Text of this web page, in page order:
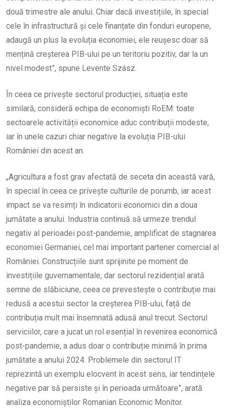
două trimestre ale anului. Chiar dacă investițiile, în special
cele în infrastructură și cele finanțate din fonduri europene,
adaugă un plus la evoluția economiei, ele reușesc doar să
mențină creșterea PIB-ului pe un teritoriu pozitiv, dar la un
nivel modest”, spune Levente Szász.
În ceea ce privește sectorul producției, situația este
similară, consideră echipa de economiști RoEM: toate
sectoarele activității economice aduc contribuții modeste,
iar în unele cazuri chiar negative la evoluția PIB-ului
României din acest an.
„Agricultura a fost grav afectată de seceta din această vară,
în special în ceea ce privește culturile de porumb, iar acest
impact se va resimți în indicatorii economici din a doua
jumătate a anului. Industria continuă să urmeze trendul
negativ al perioadei post-pandemie, amplificat de stagnarea
economiei Germaniei, cel mai important partener comercial al
României. Construcțiile sunt sprijinite pe moment de
investițiile guvernamentale, dar sectorul rezidențial arată
semne de slăbiciune, ceea ce prevestește o contribuție mai
redusă a acestui sector la creșterea PIB-ului, față de
contribuția mult mai însemnată adusă anul trecut. Sectorul
serviciilor, care a jucat un rol esențial în revenirea economică
post-pandemie, a adus doar o contribuție minimă în prima
jumătate a anului 2024. Problemele din sectorul IT
reprezintă un exemplu elocvent în acest sens, iar tendințele
negative par să persiste și în perioada următoare”, arată
analiza economiștilor Romanian Economic Monitor.